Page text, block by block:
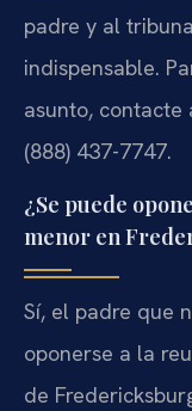
padre y al
indispensable.
asunto, contacte
(888) 437-7747.
¿Se puede
menor en
Sí, el padre que
oponerse a la
de